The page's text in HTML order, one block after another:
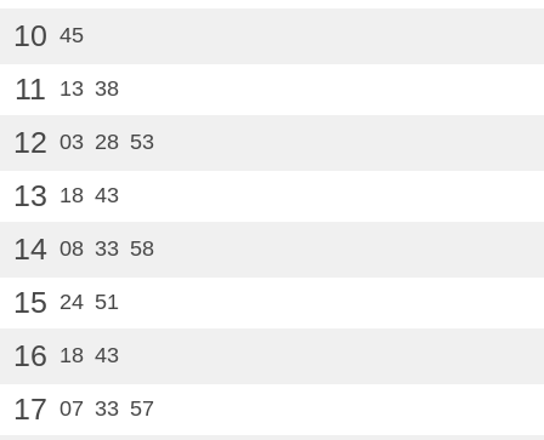
10 45
11 13 38
12 03 28 53
13 18 43
14 08 33 58
15 24 51
16 18 43
17 07 33 57